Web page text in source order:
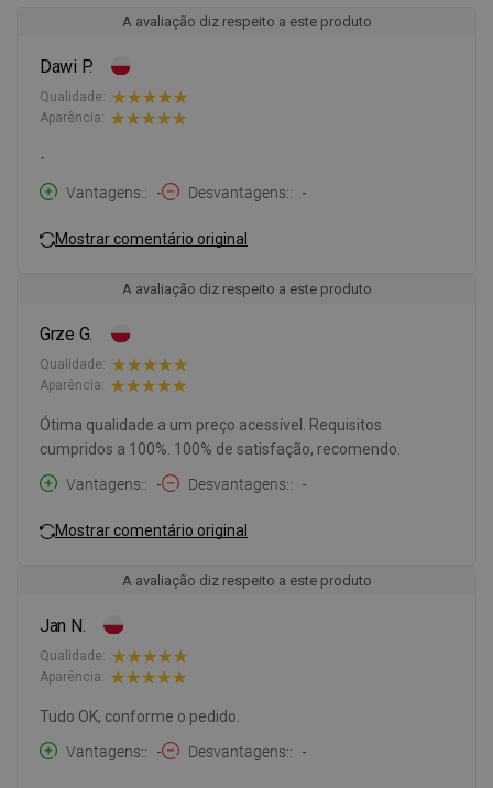
A avaliação diz respeito a este produto
Dawi P.
Qualidade:
Aparência:
-
Vantagens:
- Desvantagens: -
Mostrar comentário original
A avaliação diz respeito a este produto
Grze G.
Qualidade:
Aparência:
Ótima qualidade a um preço acessível. Requisitos
cumpridos a 100%. 100% de satisfação, recomendo.
Vantagens:
- Desvantagens: -
Mostrar comentário original
A avaliação diz respeito a este produto
Jan N.
Qualidade:
Aparência:
Tudo OK, conforme o pedido.
Vantagens:
- Desvantagens: -